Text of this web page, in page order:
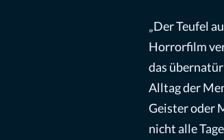
„Der Teufel
Horrorfilm
das
Alltag der
Geister oder
nicht alle